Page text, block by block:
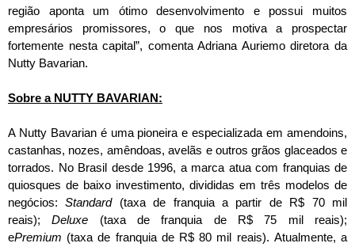
região aponta um ótimo desenvolvimento e possui muitos
empresários promissores, o que nos motiva a prospectar
fortemente nesta capital”, comenta Adriana Auriemo diretora da
Nutty Bavarian.
Sobre a NUTTY BAVARIAN:
A Nutty Bavarian é uma pioneira e especializada em amendoins,
castanhas, nozes, amêndoas, avelãs e outros grãos glaceados e
torrados. No Brasil desde 1996, a marca atua com franquias de
quiosques de baixo investimento, divididas em três modelos de
negócios:Standard(taxa de franquia a partir de R$ 70 mil
reais);Deluxe (taxa de franquia de R$ 75 mil reais);
ePremium (taxa de franquia de R$ 80 mil reais). Atualmente, a